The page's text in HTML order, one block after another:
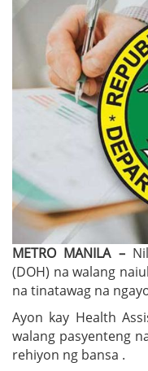
METRO MANILA –
(DOH) na walang
na tinatawag na
Ayon kay Health
walang pasyenteng
rehiyon ng bansa .